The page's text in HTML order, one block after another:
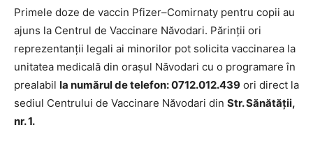
Primele doze de vaccin Pfizer–Comirnaty pentru copii au
ajuns la Centrul de Vaccinare Năvodari. Părinții ori
reprezentanții legali ai minorilor pot solicita vaccinarea la
unitatea medicală din orașul Năvodari cu o programare în
prealabil la numărul de telefon: 0712.012.439 ori direct la
sediul Centrului de Vaccinare Năvodari din Str. Sănătății,
nr. 1.